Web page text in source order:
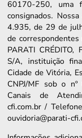
60170-250, uma
consignados.
4.935, de 29 de
de
PARATI CRÉDITO,
S/A, instituição
Cidade de Vitória,
CNPJ/MF sob o
Canais de
cfi.com.br /
ouvidoria@parati-